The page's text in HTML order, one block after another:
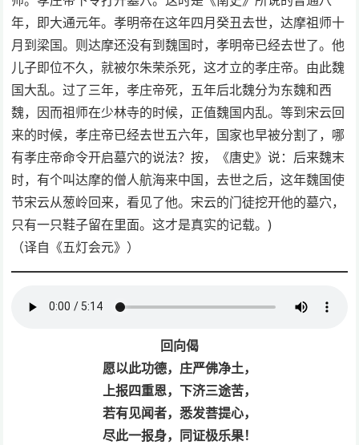
年，即大通元年。孝明帝在这年四月癸丑去世，达摩祖师十
月到梁国。则达摩还没有到魏国时，孝明帝已经去世了。他
儿子即位不久，就被尔朱荣杀死，这才立的孝庄帝。由此魏
国大乱。过了三年，孝庄帝死，五年后北魏分为东魏和西
魏，因而祖师在少林寺的时候，正值魏国内乱。等到宋云回
来的时候，孝庄帝已经去世五六年，国家也早被分割了，哪
有孝庄帝命令开启墓穴的说法？按，《唐史》说：后来魏末
时，有个叫达摩的僧人航海来中国，去世之后，这年魏国使
节宋云从葱岭回来，看见了他。宋云的门徒挖开他的墓穴，
只有一只鞋子留在里面。这才是真实的记载。)
（译自《五灯会元》）
回向偈
愿以此功德，庄严佛净土，
上报四重恩，下济三途苦，
若有见闻者，悉发菩提心，
尽此一报身，同证极乐果！